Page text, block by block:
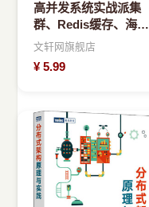
高并发系统实战派集
群、Redis缓存、海量
存储、
文轩网旗舰店
¥ 5.99